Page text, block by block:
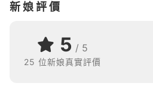
新娘評價
5 / 5
25 位新娘真實評價